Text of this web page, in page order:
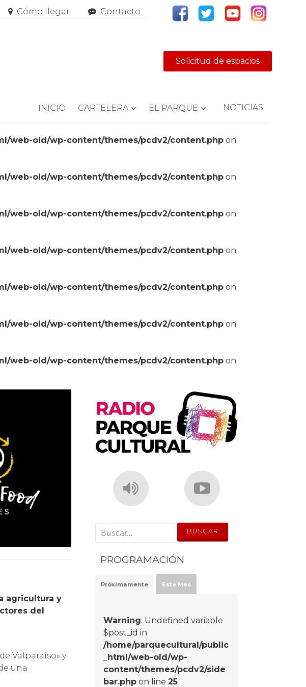
Cómo llegar Contacto
Solicitud de espacios
INICIO CARTELERA EL PARQUE NOTICIAS
web-old/wp-content/themes/pcdv2/content.php on
web-old/wp-content/themes/pcdv2/content.php on
web-old/wp-content/themes/pcdv2/content.php on
web-old/wp-content/themes/pcdv2/content.php on
web-old/wp-content/themes/pcdv2/content.php on
web-old/wp-content/themes/pcdv2/content.php on
web-old/wp-content/themes/pcdv2/content.php on
agricultura y
del
Valparaíso» y
una
' . __('Search for:') . '
PROGRAMACIÓN
Próximamente Este Mes
Warning: Undefined variable
$post_id in
/home/parquecultural/public
_html/web-old/wp-
content/themes/pcdv2/side
bar.php on line25